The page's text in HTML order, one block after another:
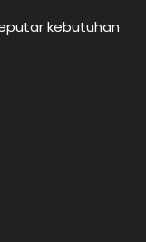
kebutuhan